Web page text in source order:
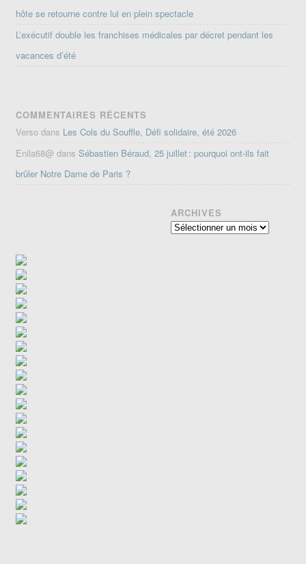
hôte se retourne contre lui en plein spectacle
L’exécutif double les franchises médicales par décret pendant les
vacances d’été
COMMENTAIRES RÉCENTS
Verso dans Les Cols du Souffle, Défi solidaire, été 2026
Enila68@ dansSébastien Béraud, 25 juillet : pourquoi ont-ils fait
brûler Notre Dame de Paris ?
ARCHIVES
Archives